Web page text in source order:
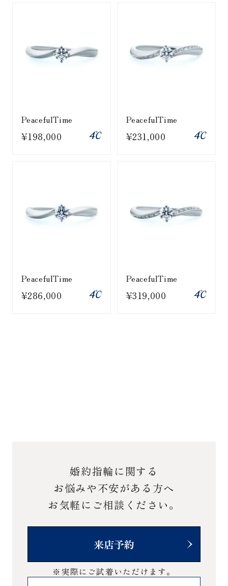
PeacefulTime
¥198,000
PeacefulTime
¥231,000
PeacefulTime
¥286,000
PeacefulTime
¥319,000
婚約指輪に関する
お悩みや不安がある方へ
お気軽にご相談ください。
来店予約
※実際にご試着いただけます。